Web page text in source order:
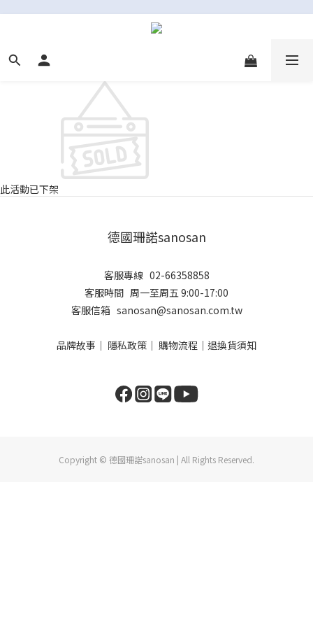
此活動已下架
德國珊諾sanosan
客服專線 02-66358858
客服時間 周一至周五 9:00-17:00
客服信箱 sanosan@sanosan.com.tw
品牌故事 ｜ 隱私政策 ｜ 購物流程 ｜ 退換貨須知
Copyright © 德國珊諾sanosan | All Rights Reserved.